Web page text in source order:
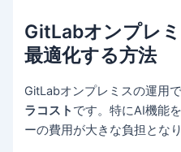
GitLabオンプレ
最適化する方法
GitLabオンプレミスの運用
ラコスト です。特にAI機能
ーの費用が大きな負担となり